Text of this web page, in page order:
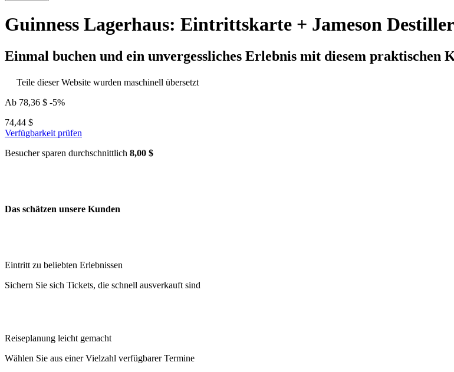
Guinness Lagerhaus: Eintrittskarte + Jameson
Einmal buchen und ein unvergessliches Erlebnis mit diesem praktischen
Teile dieser Website wurden maschinell übersetzt
Ab 78,36 $ -5%
74,44 $
Verfügbarkeit prüfen
Besucher sparen durchschnittlich 8,00 $
Das schätzen unsere Kunden
Eintritt zu beliebten Erlebnissen
Sichern Sie sich Tickets, die schnell ausverkauft sind
Reiseplanung leicht gemacht
Wählen Sie aus einer Vielzahl verfügbarer Termine